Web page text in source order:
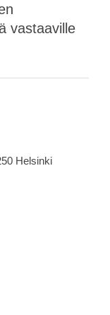
vastaaville
Helsinki